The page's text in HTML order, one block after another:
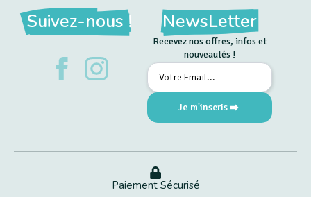
Suivez-nous ! NewsLetter
Recevez nos offres, infos et
nouveautés !
Email
Je m'inscris
Paiement Sécurisé